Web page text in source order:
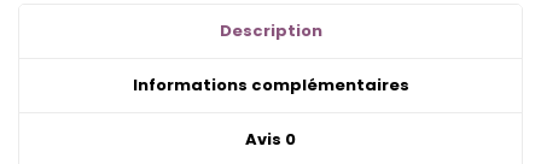
Description
Informations complémentaires
Avis 0